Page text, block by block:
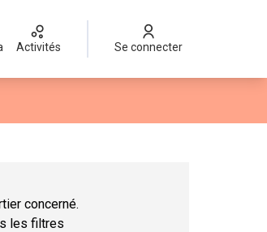
Activités Se connecter
concerné.
les filtres